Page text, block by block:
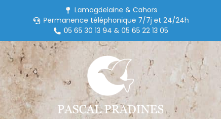
Lamagdelaine & Cahors
Permanence téléphonique 7/7j et 24/24h
05 65 30 13 94 & 05 65 22 13 05